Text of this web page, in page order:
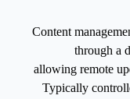
Content
through a
allowing remote
Typically